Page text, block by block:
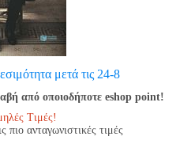
μετά τις 24-8
από οποιοδήποτε eshop point!
Τιμές!
ανταγωνιστικές τιμές